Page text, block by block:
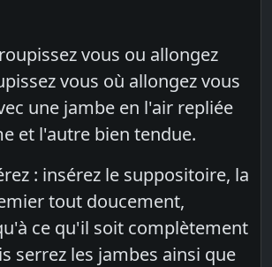
vous ou allongez
vous où allongez vous
une jambe en l'air repliée
et l'autre bien tendue.
: insérez le suppositoire, la
tout doucement,
ce qu'il soit complètement
serrez les jambes ainsi que